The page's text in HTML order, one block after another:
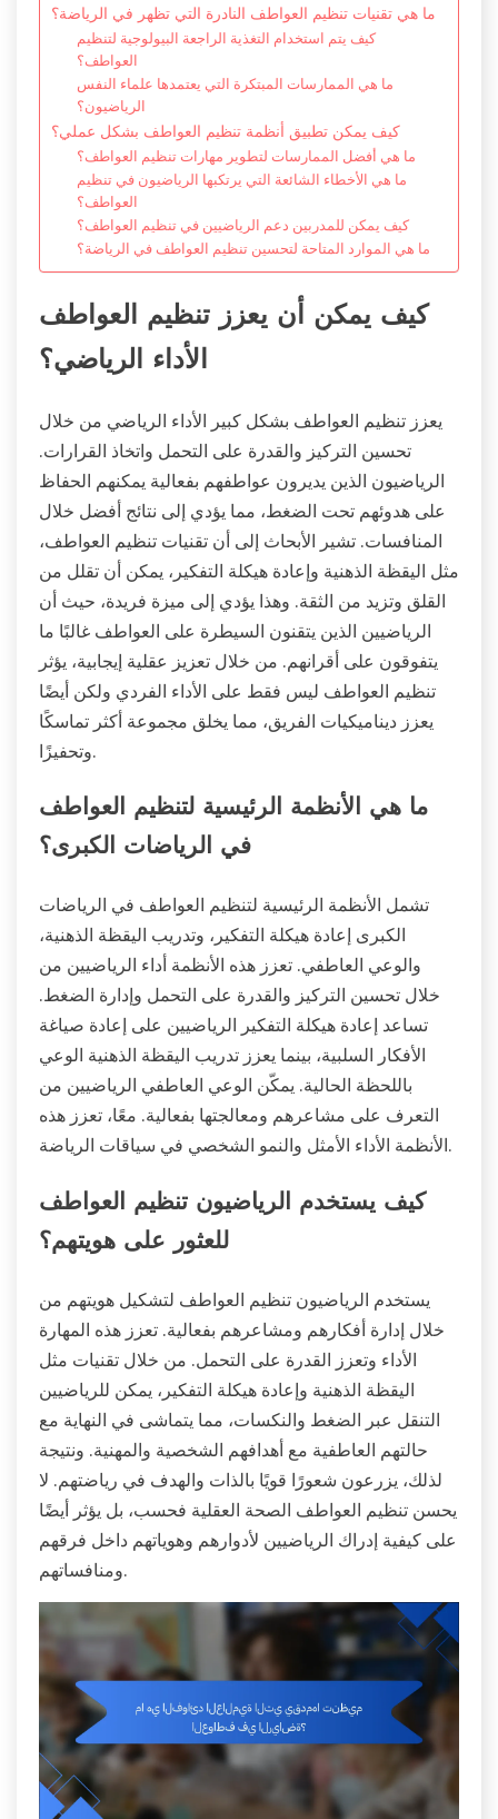
ما هي تقنيات تنظيم العواطف النادرة التي تظهر في الرياضة؟
كيف يتم استخدام التغذية الراجعة البيولوجية لتنظيم
العواطف؟
ما هي الممارسات المبتكرة التي يعتمدها علماء النفس
الرياضيون؟
كيف يمكن تطبيق أنظمة تنظيم العواطف بشكل عملي؟
ما هي أفضل الممارسات لتطوير مهارات تنظيم العواطف؟
ما هي الأخطاء الشائعة التي يرتكبها الرياضيون في تنظيم
العواطف؟
كيف يمكن للمدربين دعم الرياضيين في تنظيم العواطف؟
ما هي الموارد المتاحة لتحسين تنظيم العواطف في الرياضة؟
كيف يمكن أن يعزز تنظيم العواطف
الأداء الرياضي؟
يعزز تنظيم العواطف بشكل كبير الأداء الرياضي من خلال
تحسين التركيز والقدرة على التحمل واتخاذ القرارات.
الرياضيون الذين يديرون عواطفهم بفعالية يمكنهم الحفاظ
على هدوئهم تحت الضغط، مما يؤدي إلى نتائج أفضل خلال
المنافسات. تشير الأبحاث إلى أن تقنيات تنظيم العواطف،
مثل اليقظة الذهنية وإعادة هيكلة التفكير، يمكن أن تقلل من
القلق وتزيد من الثقة. وهذا يؤدي إلى ميزة فريدة، حيث أن
الرياضيين الذين يتقنون السيطرة على العواطف غالبًا ما
يتفوقون على أقرانهم. من خلال تعزيز عقلية إيجابية، يؤثر
تنظيم العواطف ليس فقط على الأداء الفردي ولكن أيضًا
يعزز ديناميكيات الفريق، مما يخلق مجموعة أكثر تماسكًا
وتحفيزًا.
ما هي الأنظمة الرئيسية لتنظيم العواطف
في الرياضات الكبرى؟
تشمل الأنظمة الرئيسية لتنظيم العواطف في الرياضات
الكبرى إعادة هيكلة التفكير، وتدريب اليقظة الذهنية،
والوعي العاطفي. تعزز هذه الأنظمة أداء الرياضيين من
خلال تحسين التركيز والقدرة على التحمل وإدارة الضغط.
تساعد إعادة هيكلة التفكير الرياضيين على إعادة صياغة
الأفكار السلبية، بينما يعزز تدريب اليقظة الذهنية الوعي
باللحظة الحالية. يمكّن الوعي العاطفي الرياضيين من
التعرف على مشاعرهم ومعالجتها بفعالية. معًا، تعزز هذه
الأنظمة الأداء الأمثل والنمو الشخصي في سياقات الرياضة.
كيف يستخدم الرياضيون تنظيم العواطف
للعثور على هويتهم؟
يستخدم الرياضيون تنظيم العواطف لتشكيل هويتهم من
خلال إدارة أفكارهم ومشاعرهم بفعالية. تعزز هذه المهارة
الأداء وتعزز القدرة على التحمل. من خلال تقنيات مثل
اليقظة الذهنية وإعادة هيكلة التفكير، يمكن للرياضيين
التنقل عبر الضغط والنكسات، مما يتماشى في النهاية مع
حالتهم العاطفية مع أهدافهم الشخصية والمهنية. ونتيجة
لذلك، يزرعون شعورًا قويًا بالذات والهدف في رياضتهم. لا
يحسن تنظيم العواطف الصحة العقلية فحسب، بل يؤثر أيضًا
على كيفية إدراك الرياضيين لأدوارهم وهوياتهم داخل فرقهم
ومنافساتهم.